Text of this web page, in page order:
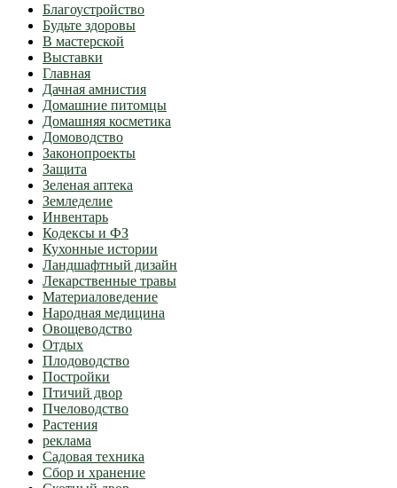
Благоустройство
Будьте здоровы
В мастерской
Выставки
Главная
Дачная амнистия
Домашние питомцы
Домашняя косметика
Домоводство
Законопроекты
Защита
Зеленая аптека
Земледелие
Инвентарь
Кодексы и ФЗ
Кухонные истории
Ландшафтный дизайн
Лекарственные травы
Материаловедение
Народная медицина
Овощеводство
Отдых
Плодоводство
Постройки
Птичий двор
Пчеловодство
Растения
реклама
Садовая техника
Сбор и хранение